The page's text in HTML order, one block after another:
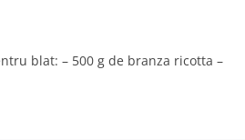
blat: – 500 g de branza ricotta –